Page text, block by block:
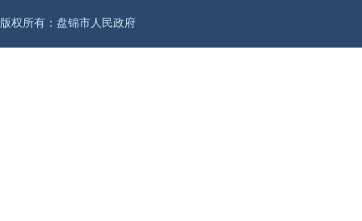
版权所有：盘锦市人民政府